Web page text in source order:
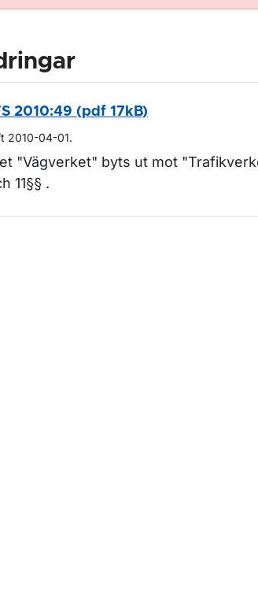
2010:49 (pdf 17kB)
2010-04-01.
"Vägverket" byts ut mot
11§§ .